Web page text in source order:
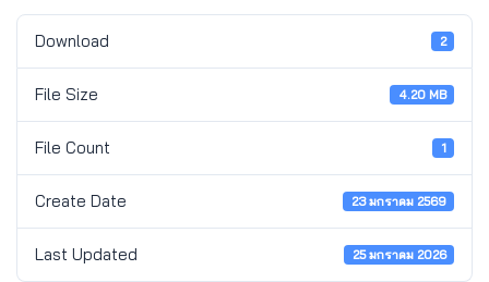
Download 2
File Size 4.20 MB
File Count 1
Create Date 23 มกราคม 2569
Last Updated 25 มกราคม 2026